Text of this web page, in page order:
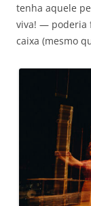
tenha aquele
viva! — poderia
caixa (mesmo